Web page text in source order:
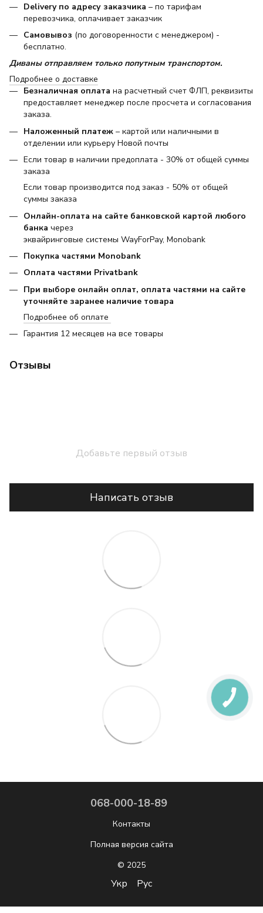
Delivery по адресу заказчика – по тарифам
перевозчика, оплачивает заказчик
Самовывоз (по договоренности с менеджером) -
бесплатно.
Диваны отправляем только попутным транспортом.
Подробнее о доставке
Безналичная оплата на расчетный счет ФЛП, реквизиты
предоставляет менеджер после просчета и согласования
заказа.
Наложенный платеж – картой или наличными в
отделении или курьеру Новой почты
Если товар в наличии предоплата - 30% от общей суммы
заказа
Если товар производится под заказ - 50% от общей
суммы заказа
Онлайн-оплата на сайте банковской картой любого
банка через
эквайринговые системы WayForPay, Monobank
Покупка частями Monobank
Оплата частями Privatbank
При выборе онлайн оплат, оплата частями на сайте
уточняйте заранее наличие товара
Подробнее об оплате
Гарантия 12 месяцев на все товары
Отзывы
Добавьте первый отзыв
Написать отзыв
068-000-18-89
Контакты
Полная версия сайта
© 2025
Укр Рус